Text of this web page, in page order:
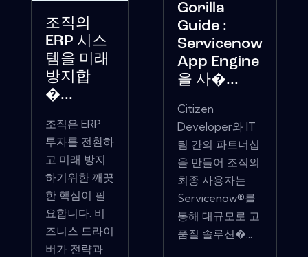
조직의
ERP 시스
템을 미래
방지합
�...
조직은 ERP
투자를 전환하
고 미래 방지
하기위한 깨끗
한 핵심이 필
요합니다. 비
즈니스 드라이
버가 전략과
Gorilla
Guide :
Servicenow
App Engine
을 사�...
Citizen
Developer와 IT
팀 간의 파트너십
을 만들어 조직의
최종 사용자는
Servicenow®를
통해 대규모로 고
품질 솔루션�...